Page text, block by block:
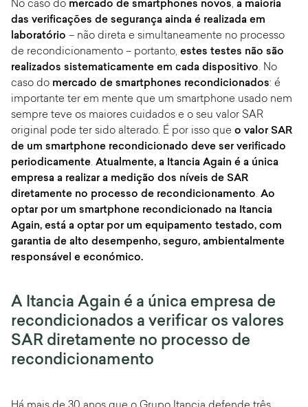
No caso do mercado de smartphones novos, a maioria
das verificações de segurança ainda é realizada em
laboratório – não direta e simultaneamente no processo
de recondicionamento – portanto, estes testes não são
realizados sistematicamente em cada dispositivo. No
caso do mercado de smartphones recondicionados: é
importante ter em mente que um smartphone usado nem
sempre teve os maiores cuidados e o seu valor SAR
original pode ter sido alterado. É por isso que o valor SAR
de um smartphone recondicionado deve ser verificado
periodicamente. Atualmente, a Itancia Again é a única
empresa a realizar a medição dos níveis de SAR
diretamente no processo de recondicionamento. Ao
optar por um smartphone recondicionado na Itancia
Again, está a optar por um equipamento testado, com
garantia de alto desempenho, seguro, ambientalmente
responsável e económico.
A Itancia Again é a única empresa de
recondicionados a verificar os valores
SAR diretamente no processo de
recondicionamento